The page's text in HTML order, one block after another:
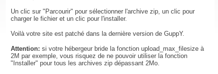
Un clic sur "Parcourir" pour sélectionner l'archive zip, un clic pour
charger le fichier et un clic pour l'installer.
Voilà votre site est patché dans la dernière version de GuppY.
Attention: si votre hébergeur bride la fonction upload_max_filesize à
2M par exemple, vous risquez de ne pouvoir utiliser la fonction
"Installer" pour tous les archives zip dépassant 2Mo.